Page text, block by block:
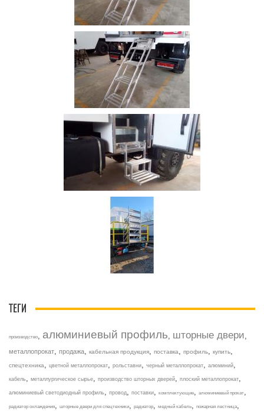
ТЕГИ
производство, алюминиевый профиль, шторные двери,
металлопрокат, продажа, кабельная продукция, поставка, профиль, купить,
спецтехника, цветной металлопрокат, рольставни, черный металлопрокат, алюминий,
кабель, металлургическое сырье, производство шторных дверей, плоский металлопрокат,
алюминиевый светодиодный профиль, провод, поставки, комплектующие, алюминиевый прокат,
радиатор охлаждения, шторные двери для спецтехники, радиатор, медный кабель, пожарная лестница,